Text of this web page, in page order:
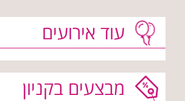
עוד אירועים
מבצעים בקניון